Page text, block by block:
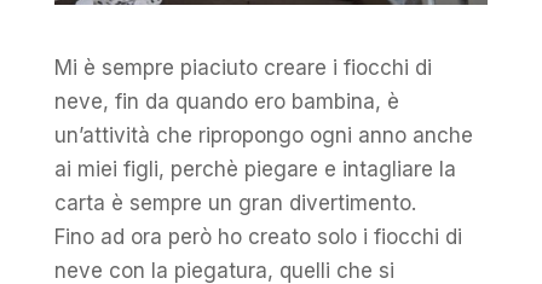
Mi è sempre piaciuto creare i fiocchi di
neve, fin da quando ero bambina, è
un’attività che ripropongo ogni anno anche
ai miei figli, perchè piegare e intagliare la
carta è sempre un gran divertimento.
Fino ad ora però ho creato solo i fiocchi di
neve con la piegatura, quelli che si